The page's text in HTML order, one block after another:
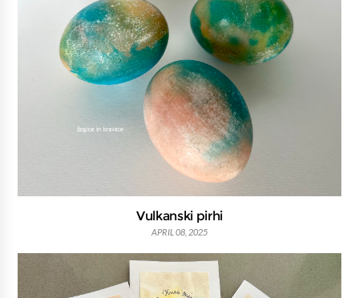
Vulkanski pirhi
APRIL 08, 2025